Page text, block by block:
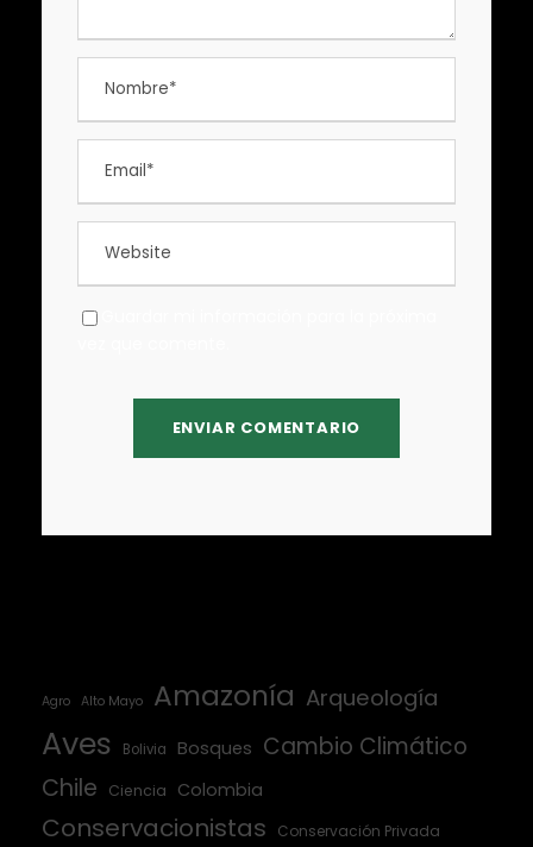
Agro Alto Mayo Amazonía Arqueología
Aves Bolivia Bosques Cambio Climático
Chile
Ciencia Colombia
Conservacionistas Conservación Privada